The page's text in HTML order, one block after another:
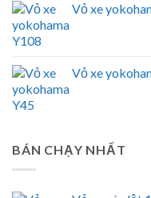
Vỏ xe
Vỏ xe
BÁN CHẠY NHẤT